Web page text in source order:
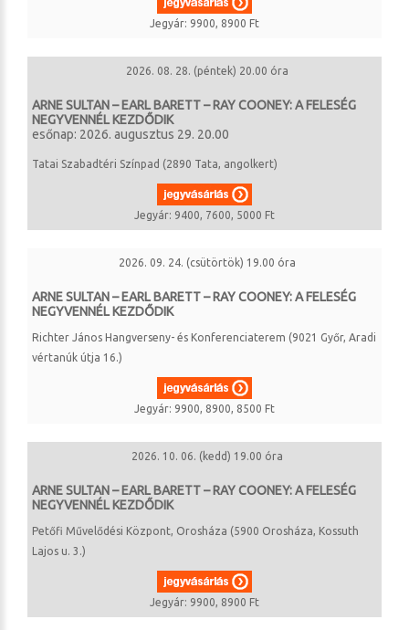
Jegyár: 9900, 8900 Ft
2026. 08. 28. (péntek) 20.00 óra
ARNE SULTAN – EARL BARETT – RAY COONEY: A FELESÉG
NEGYVENNÉL KEZDŐDIK
esőnap: 2026. augusztus 29. 20.00
Tatai Szabadtéri Színpad (2890 Tata, angolkert)
Jegyár: 9400, 7600, 5000 Ft
2026. 09. 24. (csütörtök) 19.00 óra
ARNE SULTAN – EARL BARETT – RAY COONEY: A FELESÉG
NEGYVENNÉL KEZDŐDIK
Richter János Hangverseny- és Konferenciaterem (9021 Győr, Aradi
vértanúk útja 16.)
Jegyár: 9900, 8900, 8500 Ft
2026. 10. 06. (kedd) 19.00 óra
ARNE SULTAN – EARL BARETT – RAY COONEY: A FELESÉG
NEGYVENNÉL KEZDŐDIK
Petőfi Művelődési Központ, Orosháza (5900 Orosháza, Kossuth
Lajos u. 3.)
Jegyár: 9900, 8900 Ft